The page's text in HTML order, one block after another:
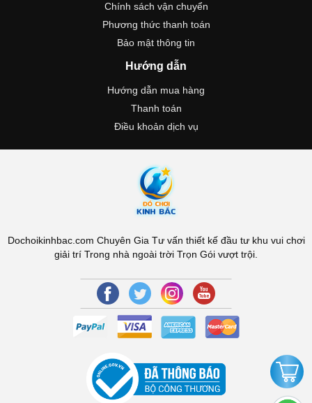
Chính sách vận chuyển
Phương thức thanh toán
Bảo mật thông tin
Hướng dẫn
Hướng dẫn mua hàng
Thanh toán
Điều khoản dịch vụ
Dochoikinhbac.com Chuyên Gia Tư vấn thiết kế đầu tư khu vui chơi
giải trí Trong nhà ngoài trời Trọn Gói vượt trội.